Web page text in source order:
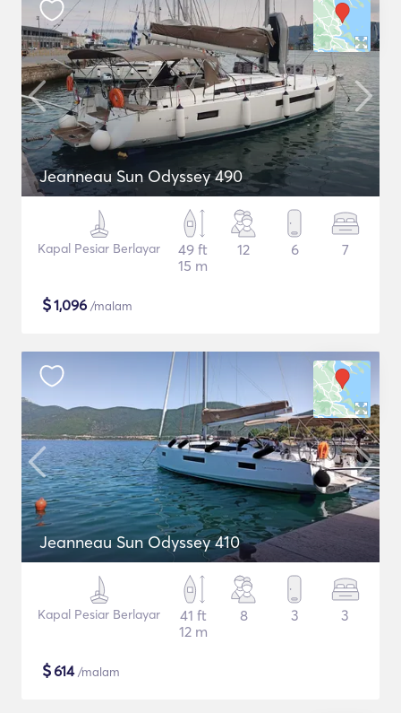
Jeanneau Sun Odyssey 490
Kapal Pesiar Berlayar
49 ft
15 m
12 6 7
$1,096 /malam
Jeanneau Sun Odyssey 410
Kapal Pesiar Berlayar
41 ft
12 m
8 3 3
$614/malam